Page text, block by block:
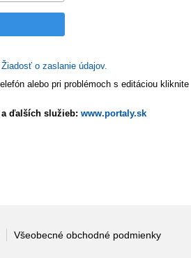
Žiadosť o zaslanie údajov.
alebo pri problémoch s editáciou kliknite
ďalších služieb: www.portaly.sk
Všeobecné obchodné podmienky